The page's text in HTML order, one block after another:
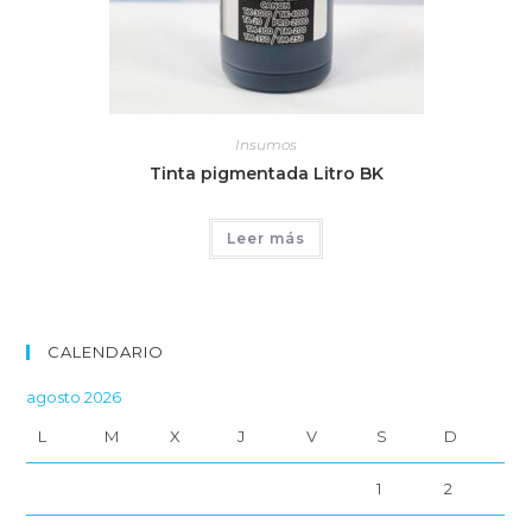
Insumos
Tinta pigmentada Litro BK
Leer más
CALENDARIO
agosto 2026
L M X J V S D
1 2